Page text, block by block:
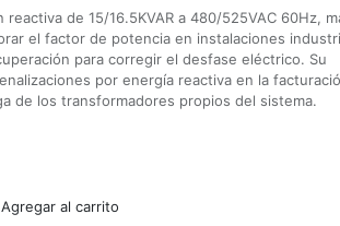
de 15/16.5KVAR a 480/525VAC 60Hz,
el factor de potencia en instalaciones
para corregir el desfase eléctrico. Su
por energía reactiva en la
de los transformadores propios del sistema.
Agregar al carrito